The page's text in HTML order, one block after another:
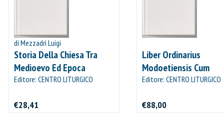
di Mezzadri Luigi
Storia Della Chiesa Tra
Medioevo Ed Epoca
Moderna. 2.
Editore: CENTRO LITURGICO
€28,41
Liber Ordinarius
Modoetiensis Cum
Kalendario-Obituario.
Editore: CENTRO LITURGICO
€88,00